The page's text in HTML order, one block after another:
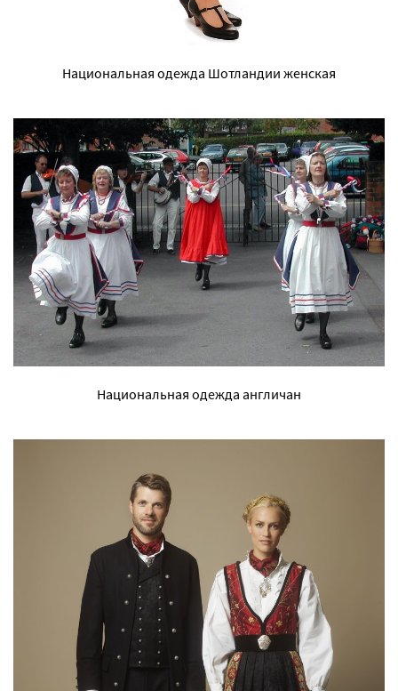
Национальная одежда Шотландии женская
Национальная одежда англичан